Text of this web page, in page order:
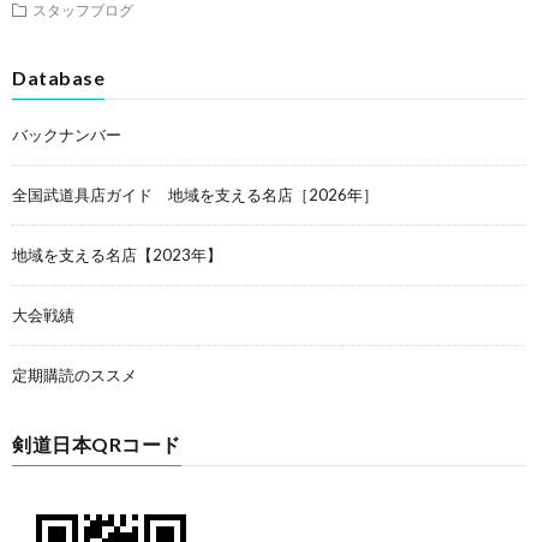
スタッフブログ
Database
バックナンバー
全国武道具店ガイド 地域を支える名店［2026年］
地域を支える名店【2023年】
大会戦績
定期購読のススメ
剣道日本QRコード